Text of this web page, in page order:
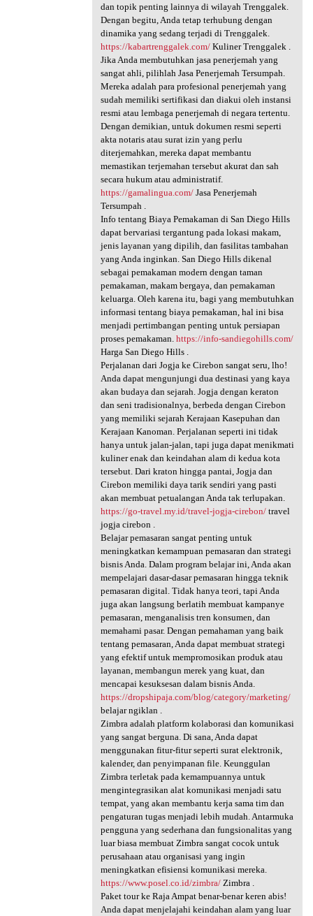
dan topik penting lainnya di wilayah Trenggalek.
Dengan begitu, Anda tetap terhubung dengan
dinamika yang sedang terjadi di Trenggalek.
https://kabartrenggalek.com/Kuliner Trenggalek .
Jika Anda membutuhkan jasa penerjemah yang
sangat ahli, pilihlah Jasa Penerjemah Tersumpah.
Mereka adalah para profesional penerjemah yang
sudah memiliki sertifikasi dan diakui oleh instansi
resmi atau lembaga penerjemah di negara tertentu.
Dengan demikian, untuk dokumen resmi seperti
akta notaris atau surat izin yang perlu
diterjemahkan, mereka dapat membantu
memastikan terjemahan tersebut akurat dan sah
secara hukum atau administratif.
https://gamalingua.com/Jasa Penerjemah
Tersumpah .
Info tentang Biaya Pemakaman di San Diego Hills
dapat bervariasi tergantung pada lokasi makam,
jenis layanan yang dipilih, dan fasilitas tambahan
yang Anda inginkan. San Diego Hills dikenal
sebagai pemakaman modern dengan taman
pemakaman, makam bergaya, dan pemakaman
keluarga. Oleh karena itu, bagi yang membutuhkan
informasi tentang biaya pemakaman, hal ini bisa
menjadi pertimbangan penting untuk persiapan
proses pemakaman. https://info-sandiegohills.com/
Harga San Diego Hills .
Perjalanan dari Jogja ke Cirebon sangat seru, lho!
Anda dapat mengunjungi dua destinasi yang kaya
akan budaya dan sejarah. Jogja dengan keraton
dan seni tradisionalnya, berbeda dengan Cirebon
yang memiliki sejarah Kerajaan Kasepuhan dan
Kerajaan Kanoman. Perjalanan seperti ini tidak
hanya untuk jalan-jalan, tapi juga dapat menikmati
kuliner enak dan keindahan alam di kedua kota
tersebut. Dari kraton hingga pantai, Jogja dan
Cirebon memiliki daya tarik sendiri yang pasti
akan membuat petualangan Anda tak terlupakan.
https://go-travel.my.id/travel-jogja-cirebon/travel
jogja cirebon .
Belajar pemasaran sangat penting untuk
meningkatkan kemampuan pemasaran dan strategi
bisnis Anda. Dalam program belajar ini, Anda akan
mempelajari dasar-dasar pemasaran hingga teknik
pemasaran digital. Tidak hanya teori, tapi Anda
juga akan langsung berlatih membuat kampanye
pemasaran, menganalisis tren konsumen, dan
memahami pasar. Dengan pemahaman yang baik
tentang pemasaran, Anda dapat membuat strategi
yang efektif untuk mempromosikan produk atau
layanan, membangun merek yang kuat, dan
mencapai kesuksesan dalam bisnis Anda.
https://dropshipaja.com/blog/category/marketing/
belajar ngiklan .
Zimbra adalah platform kolaborasi dan komunikasi
yang sangat berguna. Di sana, Anda dapat
menggunakan fitur-fitur seperti surat elektronik,
kalender, dan penyimpanan file. Keunggulan
Zimbra terletak pada kemampuannya untuk
mengintegrasikan alat komunikasi menjadi satu
tempat, yang akan membantu kerja sama tim dan
pengaturan tugas menjadi lebih mudah. Antarmuka
pengguna yang sederhana dan fungsionalitas yang
luar biasa membuat Zimbra sangat cocok untuk
perusahaan atau organisasi yang ingin
meningkatkan efisiensi komunikasi mereka.
https://www.posel.co.id/zimbra/Zimbra .
Paket tour ke Raja Ampat benar-benar keren abis!
Anda dapat menjelajahi keindahan alam yang luar